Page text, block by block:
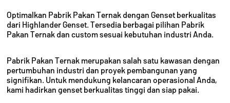
Optimalkan Pabrik Pakan Ternak dengan Genset berkualitas
dari Highlander Genset. Tersedia berbagai pilihan Pabrik
Pakan Ternak dan custom sesuai kebutuhan industri Anda.
Pabrik Pakan Ternak merupakan salah satu kawasan dengan
pertumbuhan industri dan proyek pembangunan yang
signifikan. Untuk mendukung kelancaran operasional Anda,
kami hadirkan genset berkualitas tinggi dan siap pakai.